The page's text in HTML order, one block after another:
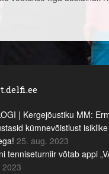
| Kergejõustiku MM:
kümnevõistlust isiklike
25. aug. 2023
tenniseturniir võtab appi